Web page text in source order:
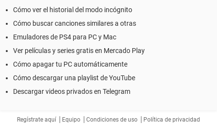
Cómo ver el historial del modo incógnito
Cómo buscar canciones similares a otras
Emuladores de PS4 para PC y Mac
Ver películas y series gratis en Mercado Play
Cómo apagar tu PC automáticamente
Cómo descargar una playlist de YouTube
Descargar videos privados en Telegram
Regístrate aquí Equipo Condiciones de uso Política de privacidad